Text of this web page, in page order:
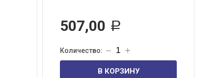
507,00 Р
В КОРЗИНУ